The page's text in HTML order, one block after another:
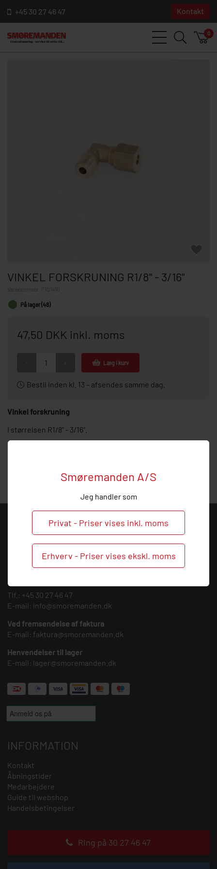
Smøremanden A/S
Jeg handler som
Privat - Priser vises inkl. moms
Erhverv - Priser vises ekskl. moms
+45 30 27 46 47 Kontakt
0
VINKEL FORSKRUNING R1/8" - 3/16"
F101410
På lager (48)
47,50 DKK inkl. moms
Læg i kurv
Bestil inden kl. 13 – afsendes samme dag.
Vinkel forskruning
I størrelsen R1/8" - 3/16".
KONTAKT
Smøremanden A/S
CVR: 39683717
Søndergården 3
Tlf.: +45 30 27 46 47
E-mail: info@smoremanden.dk
Ved fremsendelse af faktura
E-mail: faktura@smoremanden.dk
Henvendelser til lager
E-mail: lager@smoremanden.dk
INFORMATION
Kontakt
Åbningstider
Medarbejdere
Guide til webshop
Handelsbetingelser
Ring på 30 27 46 47